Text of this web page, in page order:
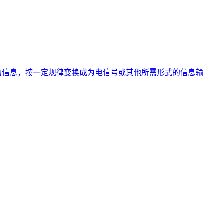
息，按一定规律变换成为电信号或其他所需形式的信息输